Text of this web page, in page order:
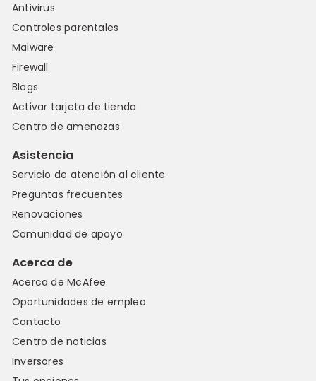
Antivirus
Controles parentales
Malware
Firewall
Blogs
Activar tarjeta de tienda
Centro de amenazas
Asistencia
Servicio de atención al cliente
Preguntas frecuentes
Renovaciones
Comunidad de apoyo
Acerca de
Acerca de McAfee
Oportunidades de empleo
Contacto
Centro de noticias
Inversores